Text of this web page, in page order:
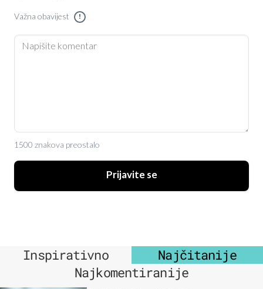
Važna obavijest !
1500 znakova preostalo
Prijavite se
Inspirativno
Najčitanije
Najkomentiranije